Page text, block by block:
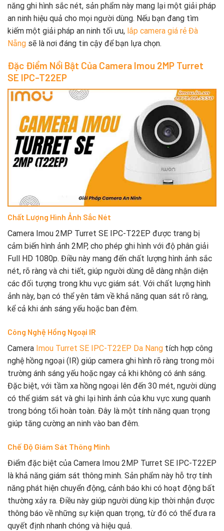
năng ghi hình sắc nét, sản phẩm này mang lại một giải pháp
an ninh hiệu quả cho mọi người dùng. Nếu bạn đang tìm
kiếm một giải pháp an ninh tối ưu, lắp camera giá rẻ Đà
Nẵng sẽ là nơi đáng tin cậy để bạn lựa chọn.
Đặc Điểm Nổi Bật Của Camera Imou 2MP Turret
SE IPC-T22EP
Chất Lượng Hình Ảnh Sắc Nét
Camera Imou 2MP Turret SE IPC-T22EP được trang bị
cảm biến hình ảnh 2MP, cho phép ghi hình với độ phân giải
Full HD 1080p. Điều này mang đến chất lượng hình ảnh sắc
nét, rõ ràng và chi tiết, giúp người dùng dễ dàng nhận diện
các đối tượng trong khu vực giám sát. Với chất lượng hình
ảnh này, bạn có thể yên tâm về khả năng quan sát rõ ràng,
kể cả khi ánh sáng yếu hoặc ban đêm.
Công Nghệ Hồng Ngoại IR
Camera Imou Turret SE IPC-T22EP Da Nang tích hợp công
nghệ hồng ngoại (IR) giúp camera ghi hình rõ ràng trong môi
trường ánh sáng yếu hoặc ngay cả khi không có ánh sáng.
Đặc biệt, với tầm xa hồng ngoại lên đến 30 mét, người dùng
có thể giám sát và ghi lại hình ảnh của khu vực xung quanh
trong bóng tối hoàn toàn. Đây là một tính năng quan trọng
giúp tăng cường an ninh vào ban đêm.
Chế Độ Giám Sát Thông Minh
Điểm đặc biệt của Camera Imou 2MP Turret SE IPC-T22EP
là khả năng giám sát thông minh. Sản phẩm này hỗ trợ tính
năng phát hiện chuyển động, cảnh báo khi có hoạt động bất
thường xảy ra. Điều này giúp người dùng kịp thời nhận được
thông báo về những sự kiện quan trọng, từ đó có thể đưa ra
quyết định nhanh chóng và hiệu quả.